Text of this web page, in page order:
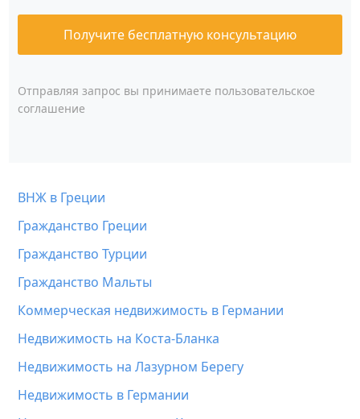
Получите бесплатную консультацию
Отправляя запрос вы принимаете пользовательское
соглашение
ВНЖ в Греции
Гражданство Греции
Гражданство Турции
Гражданство Мальты
Коммерческая недвижимость в Германии
Недвижимость на Коста-Бланка
Недвижимость на Лазурном Берегу
Недвижимость в Германии